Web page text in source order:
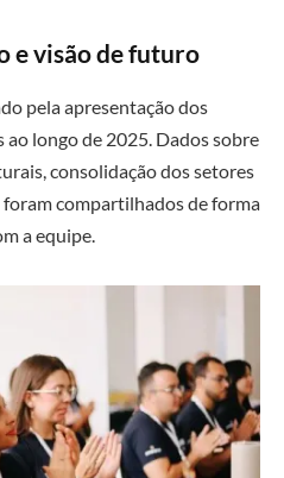
e visão de futuro
pela apresentação dos
longo de 2025. Dados sobre
consolidação dos setores
compartilhados de forma
a equipe.